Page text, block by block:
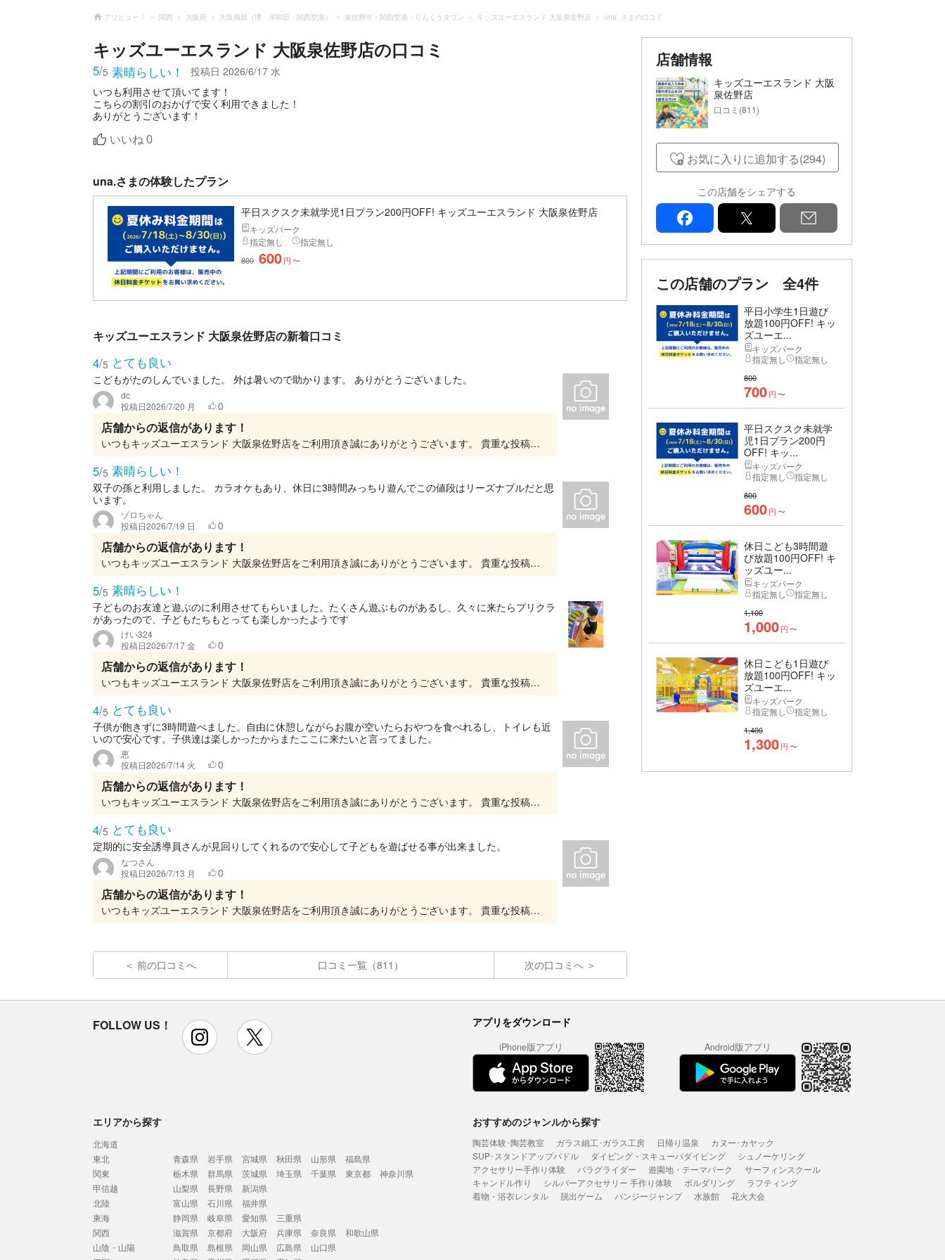
アソビュー！ 関西 大阪府 大阪南部（堺・岸和田・関西空港） 泉佐野市・関西空港・りんくうタウン キッズユーエスランド 大阪泉佐野店 una. さまの口コミ
キッズユーエスランド 大阪泉佐野店の口コミ
5/5 素晴らしい！ 投稿日 2026/6/17 水
いつも利用させて頂いてます！
こちらの割引のおかげで安く利用できました！
ありがとうございます！
いいね 0
una.さまの体験したプラン
平日スクスク未就学児1日プラン200円OFF! キッズユーエスランド 大阪泉佐野店
キッズパーク
指定無し
指定無し
800 600円 〜
キッズユーエスランド 大阪泉佐野店の新着口コミ
4/5 とても良い
こどもがたのしんでいました。 外は暑いので助かります。 ありがとうございました。
dc
投稿日2026/7/20 月 0
店舗からの返信があります！
いつもキッズユーエスランド 大阪泉佐野店をご利用頂き誠にありがとうございます。 貴重な投稿を頂きありがとうございます。 大変嬉しいお言葉をいただき、スタッフ一同、とても励みになります...
5/5 素晴らしい！
双子の孫と利用しました。 カラオケもあり、休日に3時間みっちり遊んでこの値段はリーズナブルだと思
います。
ゾロちゃん
投稿日2026/7/19 日 0
店舗からの返信があります！
いつもキッズユーエスランド 大阪泉佐野店をご利用頂き誠にありがとうございます。 貴重な投稿を頂きありがとうございます。 大変嬉しいお言葉をいただき、スタッフ一同、とても励みになります...
5/5 素晴らしい！
子どものお友達と遊ぶのに利用させてもらいました。たくさん遊ぶものがあるし、久々に来たらプリクラ
があったので、子どもたちもとっても楽しかったようです
けい324
投稿日2026/7/17 金 0
店舗からの返信があります！
いつもキッズユーエスランド 大阪泉佐野店をご利用頂き誠にありがとうございます。 貴重な投稿を頂きありがとうございます。 大変嬉しいお言葉をいただき、スタッフ一同、とても励みになります...
4/5 とても良い
子供が飽きずに3時間遊べました。自由に休憩しながらお腹が空いたらおやつを食べれるし、トイレも近
いので安心です。子供達は楽しかったからまたここに来たいと言ってました。
恵
投稿日2026/7/14 火 0
店舗からの返信があります！
いつもキッズユーエスランド 大阪泉佐野店をご利用頂き誠にありがとうございます。 貴重な投稿を頂きありがとうございます。 大変嬉しいお言葉をいただき、スタッフ一同、とても励みになります...
4/5 とても良い
定期的に安全誘導員さんが見回りしてくれるので安心して子どもを遊ばせる事が出来ました。
なつさん
投稿日2026/7/13 月 0
店舗からの返信があります！
いつもキッズユーエスランド 大阪泉佐野店をご利用頂き誠にありがとうございます。 貴重な投稿を頂きありがとうございます。 大変嬉しいお言葉をいただき、スタッフ一同、とても励みになります...
前の口コミへ 口コミ一覧（811） 次の口コミへ
店舗情報
キッズユーエスランド 大阪
泉佐野店
口コミ(811)
お気に入りに追加する(294)
この店舗をシェアする
facebook
この店舗のプラン 全4件
平日小学生1日遊び
放題100円OFF! キッ
ズユーエ...
キッズパーク
指定無し
指定無し
800
700円 〜
平日スクスク未就学
児1日プラン200円
OFF! キッ...
キッズパーク
指定無し
指定無し
800
600円 〜
休日こども3時間遊
び放題100円OFF! キ
ッズユー...
キッズパーク
指定無し
指定無し
1,100
1,000円 〜
休日こども1日遊び
放題100円OFF! キッ
ズユーエ...
キッズパーク
指定無し
指定無し
1,400
1,300円 〜
FOLLOW US！ instagram アプリをダウンロード
iPhone版アプリ Android版アプリ
エリアから探す
北海道
東北
青森県 岩手県 宮城県 秋田県 山形県
福島県
関東
栃木県 群馬県 茨城県 埼玉県 千葉県 東京都
神奈川県
甲信越
山梨県 長野県
新潟県
北陸
富山県 石川県
福井県
東海
静岡県 岐阜県 愛知県
三重県
関西
滋賀県 京都府 大阪府 兵庫県 奈良県
和歌山県
山陰・山陽
鳥取県 島根県 岡山県 広島県
山口県
おすすめのジャンルから探す
陶芸体験･陶芸教室 ガラス細工･ガラス工房 日帰り温泉
カヌー･カヤック
SUP･スタンドアップパドル
ダイビング・スキューバダイビング
シュノーケリング
アクセサリー手作り体験
パラグライダー 遊園地・テーマパーク
サーフィンスクール
キャンドル作り
シルバーアクセサリー 手作り体験 ボルダリング
ラフティング
着物・浴衣レンタル
脱出ゲーム バンジージャンプ 水族館 花火大会